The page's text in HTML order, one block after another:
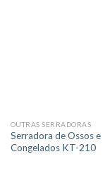
OUTRAS SERRADORAS
Serradora de Ossos e
Congelados KT-210